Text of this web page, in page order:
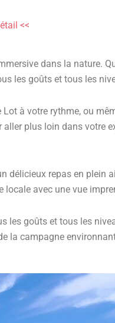
<<
dans la nature.
les goûts et tous les
à votre rythme, ou
plus loin dans votre
délicieux repas en plein
avec une vue
les goûts et tous les
la campagne